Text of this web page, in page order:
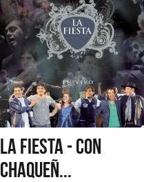
LA FIESTA - CON
CHAQUEÑ...